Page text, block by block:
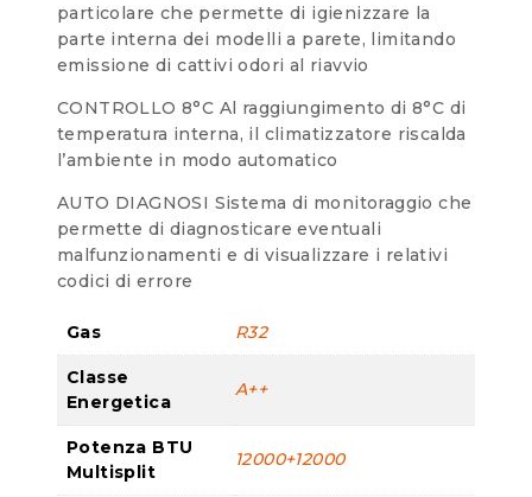
particolare che permette di igienizzare la
parte interna dei modelli a parete, limitando
emissione di cattivi odori al riavvio
CONTROLLO 8°C Al raggiungimento di 8°C di
temperatura interna, il climatizzatore riscalda
l’ambiente in modo automatico
AUTO DIAGNOSI Sistema di monitoraggio che
permette di diagnosticare eventuali
malfunzionamenti e di visualizzare i relativi
codici di errore
Gas R32
Classe
Energetica
A++
Potenza BTU
Multisplit
12000+12000